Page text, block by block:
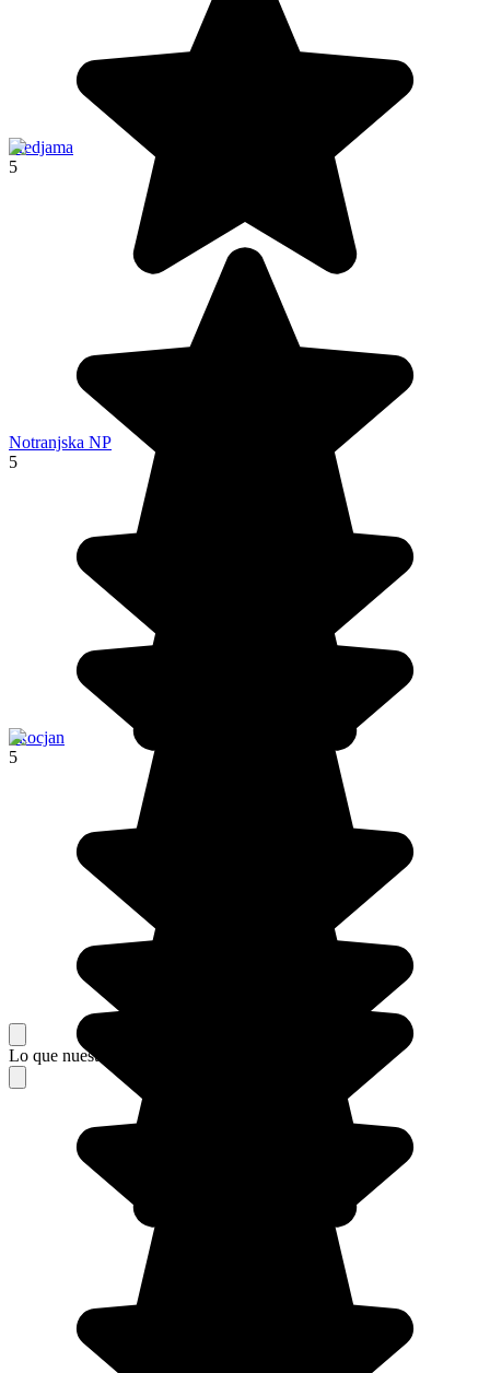
Predjama
5
Notranjska NP
5
Skocjan
5
Lo que nuestros viajeros piensan de su estancia